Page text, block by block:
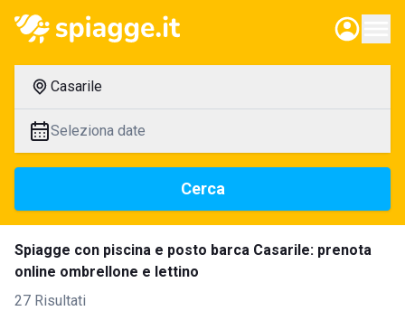
Casarile
Seleziona date
Cerca
Spiagge con piscina e posto barca Casarile: prenota
online ombrellone e lettino
27 Risultati